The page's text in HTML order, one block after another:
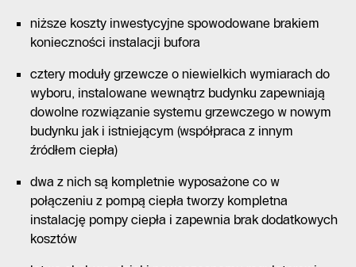
niższe koszty inwestycyjne spowodowane brakiem
konieczności instalacji bufora
cztery moduły grzewcze o niewielkich wymiarach do
wyboru, instalowane wewnątrz budynku zapewniają
dowolne rozwiązanie systemu grzewczego w nowym
budynku jak i istniejącym (współpraca z innym
źródłem ciepła)
dwa z nich są kompletnie wyposażone co w
połączeniu z pompą ciepła tworzy kompletna
instalację pompy ciepła i zapewnia brak dodatkowych
kosztów